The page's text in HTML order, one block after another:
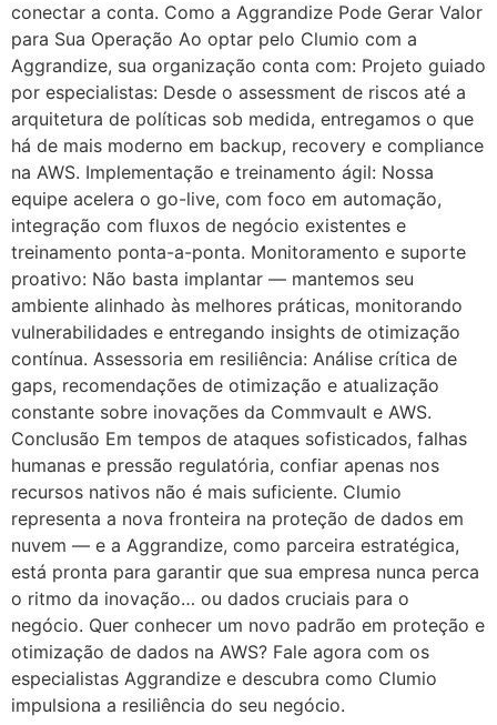
conectar a conta. Como a Aggrandize Pode Gerar Valor
para Sua Operação Ao optar pelo Clumio com a
Aggrandize, sua organização conta com: Projeto guiado
por especialistas: Desde o assessment de riscos até a
arquitetura de políticas sob medida, entregamos o que
há de mais moderno em backup, recovery e compliance
na AWS. Implementação e treinamento ágil: Nossa
equipe acelera o go-live, com foco em automação,
integração com fluxos de negócio existentes e
treinamento ponta-a-ponta. Monitoramento e suporte
proativo: Não basta implantar — mantemos seu
ambiente alinhado às melhores práticas, monitorando
vulnerabilidades e entregando insights de otimização
contínua. Assessoria em resiliência: Análise crítica de
gaps, recomendações de otimização e atualização
constante sobre inovações da Commvault e AWS.
Conclusão Em tempos de ataques sofisticados, falhas
humanas e pressão regulatória, confiar apenas nos
recursos nativos não é mais suficiente. Clumio
representa a nova fronteira na proteção de dados em
nuvem — e a Aggrandize, como parceira estratégica,
está pronta para garantir que sua empresa nunca perca
o ritmo da inovação… ou dados cruciais para o
negócio. Quer conhecer um novo padrão em proteção e
otimização de dados na AWS? Fale agora com os
especialistas Aggrandize e descubra como Clumio
impulsiona a resiliência do seu negócio.